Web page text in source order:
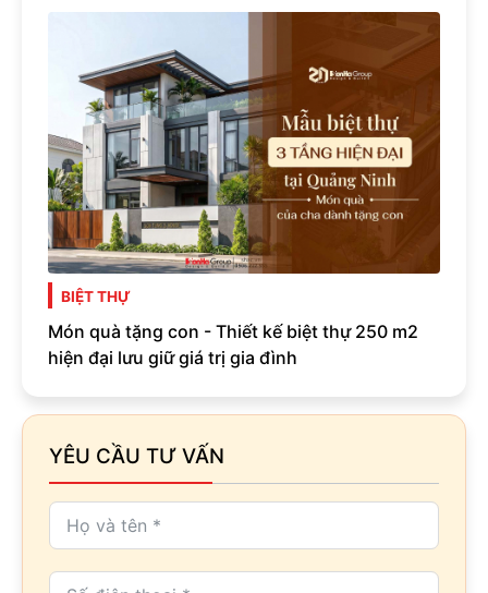
BIỆT THỰ
Món quà tặng con - Thiết kế biệt thự 250 m2
hiện đại lưu giữ giá trị gia đình
YÊU CẦU TƯ VẤN